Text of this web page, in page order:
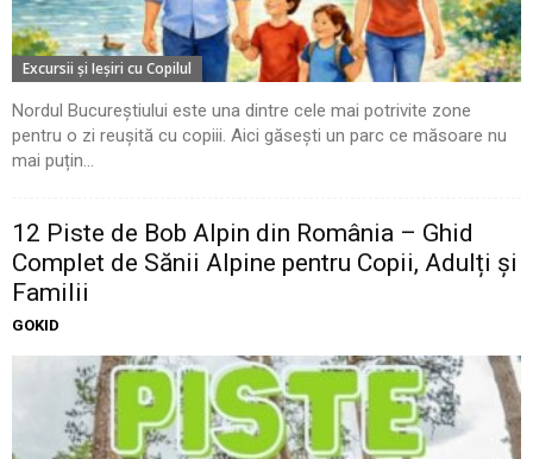
Excursii şi Ieşiri cu Copilul
Nordul Bucureștiului este una dintre cele mai potrivite zone
pentru o zi reușită cu copiii. Aici găsești un parc ce măsoare nu
mai puțin...
12 Piste de Bob Alpin din România – Ghid
Complet de Sănii Alpine pentru Copii, Adulți și
Familii
GOKID